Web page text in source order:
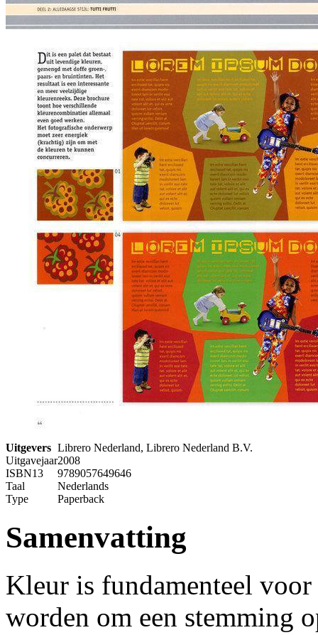
Uitgevers Librero Nederland, Librero Nederland B.V.
Uitgavejaar2008
ISBN13
9789057649646
Taal
Nederlands
Type
Paperback
Samenvatting
Kleur is fundamenteel
worden om een stemming